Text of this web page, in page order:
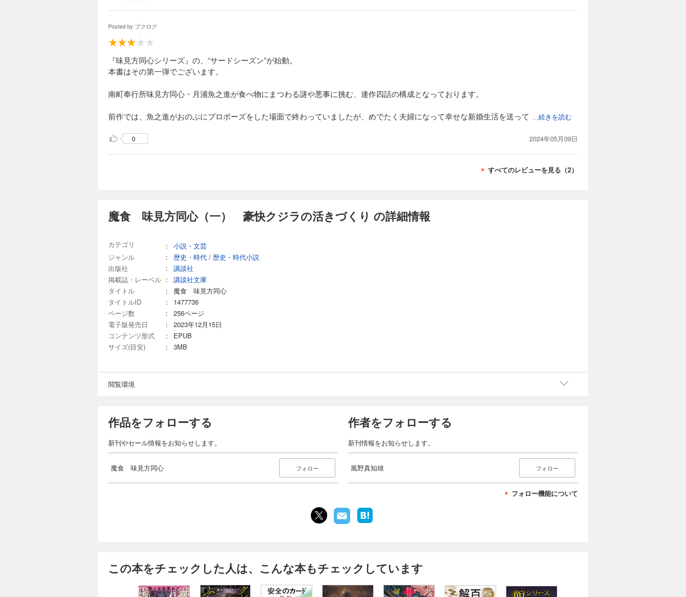
Posted by ブクログ
『味見方同心シリーズ』の、“サードシーズン”が始動。
本書はその第一弾でございます。
南町奉行所味見方同心・月浦魚之進が食べ物にまつわる謎や悪事に挑む、連作四話の構成となっております。
前作では、魚之進がおのぶにプロポーズをした場面で終わっていましたが、めでたく夫婦になって幸せな新婚生活を送って ...続きを読む
0 2024年05月09日
すべてのレビューを見る（2）
魔食 味見方同心（一） 豪快クジラの活きづくり の詳細情報
カテゴリ ：
小説・文芸
ジャンル
： 歴史・時代 / 歴史・時代小説
出版社
：
講談社
掲載誌・レーベル ：
講談社文庫
タイトル
：
魔食 味見方同心
タイトルID
：
1477736
ページ数
：
256ページ
電子版発売日
：
2023年12月15日
コンテンツ形式
：
EPUB
サイズ(目安)
： 3MB
閲覧環境
作品をフォローする
新刊やセール情報をお知らせします。
魔食 味見方同心 フォロー
作者をフォローする
新刊情報をお知らせします。
風野真知雄 フォロー
フォロー機能について
この本をチェックした人は、こんな本もチェックしています